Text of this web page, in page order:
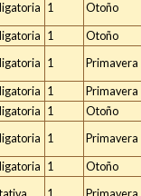
1 Otoño
1
Otoño
1 Primavera
1
Primavera
1
Otoño
1 Primavera
1
Otoño